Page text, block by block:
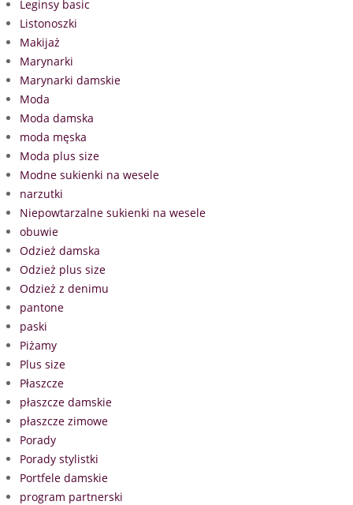
Leginsy basic
Listonoszki
Makijaż
Marynarki
Marynarki damskie
Moda
Moda damska
moda męska
Moda plus size
Modne sukienki na wesele
narzutki
Niepowtarzalne sukienki na wesele
obuwie
Odzież damska
Odzież plus size
Odzież z denimu
pantone
paski
Piżamy
Plus size
Płaszcze
płaszcze damskie
płaszcze zimowe
Porady
Porady stylistki
Portfele damskie
program partnerski